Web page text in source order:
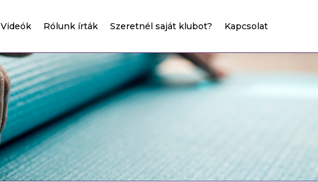
Videók Rólunk írták Szeretnél saját klubot? Kapcsolat